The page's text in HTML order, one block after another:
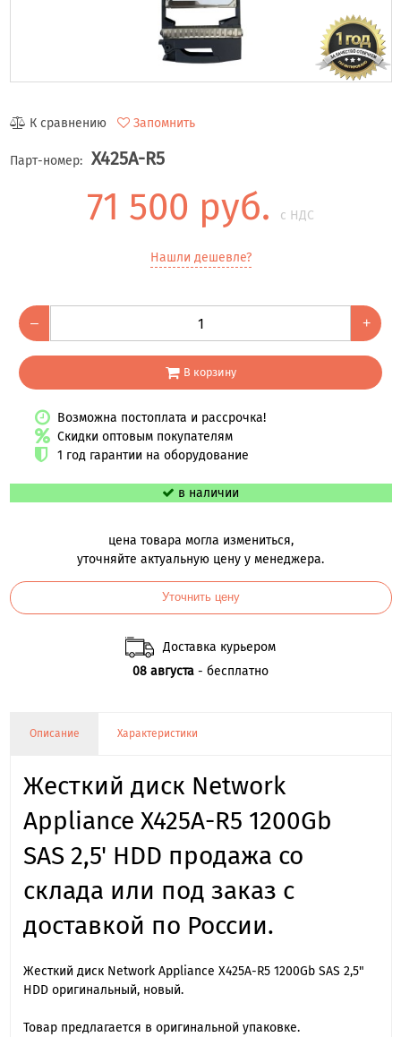
К сравнению Запомнить
Парт-номер: X425A-R5
71 500 руб. с НДС
Нашли дешевле?
– +
В корзину
Возможна постоплата и рассрочка!
Скидки оптовым покупателям
1 год гарантии на оборудование
в наличии
цена товара могла измениться,
уточняйте актуальную цену у менеджера.
Уточнить цену
Доставка курьером
08 августа - бесплатно
Описание Характеристики
Жесткий диск Network
Appliance X425A-R5 1200Gb
SAS 2,5' HDD продажа со
склада или под заказ с
доставкой по России.
Жесткий диск Network Appliance X425A-R5 1200Gb SAS 2,5"
HDD оригинальный, новый.
Товар предлагается в оригинальной упаковке.